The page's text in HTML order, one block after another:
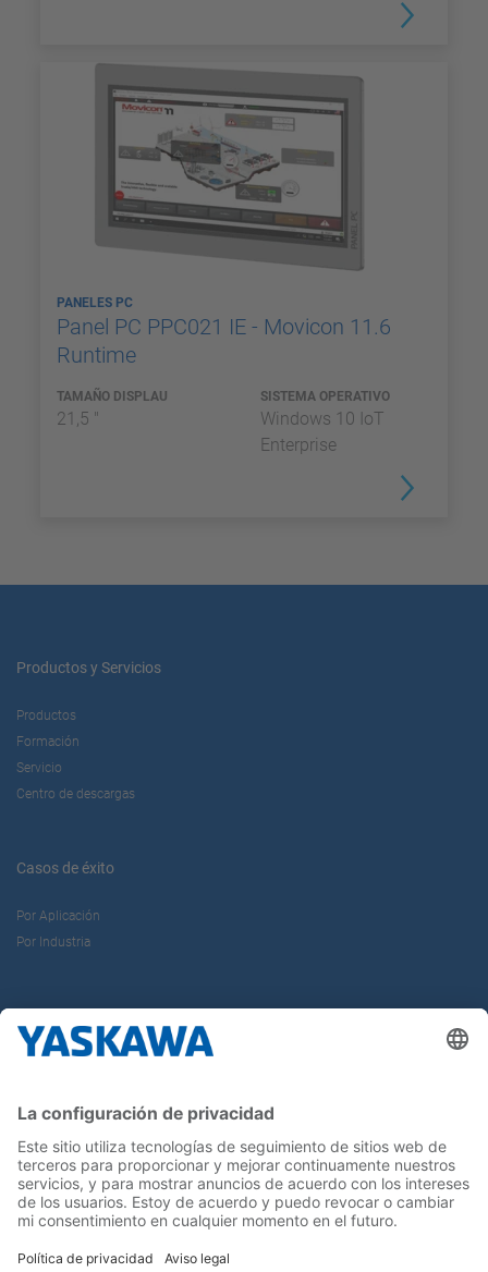
PANELES PC
Panel PC PPC021 IE - Movicon 11.6
Runtime
TAMAÑO DISPLAU
21,5 "
SISTEMA OPERATIVO
Windows 10 IoT
Enterprise
Productos y Servicios
Productos
Formación
Servicio
Centro de descargas
Casos de éxito
Por Aplicación
Por Industria
Contacto
¡Síguenos!